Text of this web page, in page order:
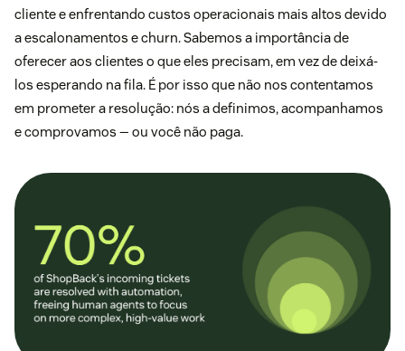
cliente e enfrentando custos operacionais mais altos devido
a escalonamentos e churn. Sabemos a importância de
oferecer aos clientes o que eles precisam, em vez de deixá-
los esperando na fila. É por isso que não nos contentamos
em prometer a resolução: nós a definimos, acompanhamos
e comprovamos — ou você não paga.